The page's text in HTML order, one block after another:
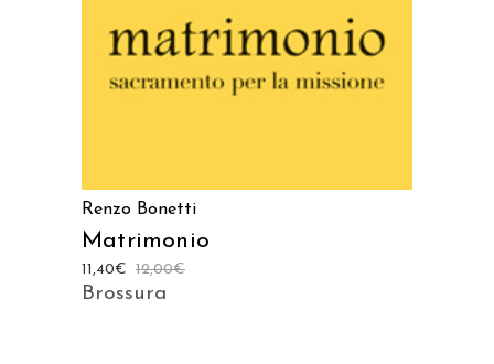
Renzo Bonetti
Matrimonio
12,00€
11,40€
Brossura